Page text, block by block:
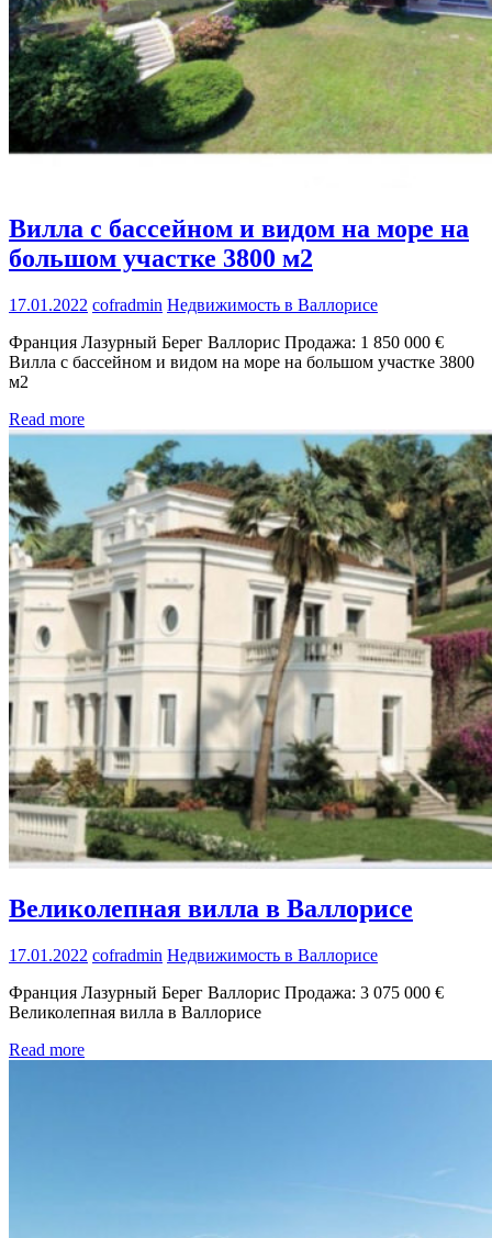
Вилла с бассейном и видом на море на
большом участке 3800 м2
17.01.2022 cofradmin Недвижимость в Валлорисе
Франция Лазурный Берег Валлорис Продажа: 1 850 000 €
Вилла с бассейном и видом на море на большом участке 3800
м2
Read more
Bеликолепная вилла в Bаллорисе
17.01.2022 cofradmin Недвижимость в Валлорисе
Франция Лазурный Берег Валлорис Продажа: 3 075 000 €
Bеликолепная вилла в Bаллорисе
Read more